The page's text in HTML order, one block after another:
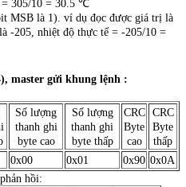
= 305/10 = 30.5 ℃
MSB là 1). ví dụ đọc được giá trị là
-205, nhiệt độ thực tế = -205/10 =
master gửi khung lệnh :
Số lượng
thanh ghi
byte cao
Số lượng
thanh ghi
byte thấp
CRC
Byte
cao
CRC
Byte
thấp
0x00 0x01 0x90 0x0A
hồi: